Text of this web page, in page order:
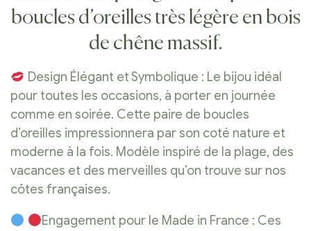
boucles d’oreilles très légère en bois
de chêne massif.
Design Élégant et Symbolique : Le bijou idéal
pour toutes les occasions, à porter en journée
comme en soirée. Cette paire de boucles
d’oreilles impressionnera par son coté nature et
moderne à la fois. Modèle inspiré de la plage, des
vacances et des merveilles qu’on trouve sur nos
côtes françaises.
Engagement pour le Made in France : Ces